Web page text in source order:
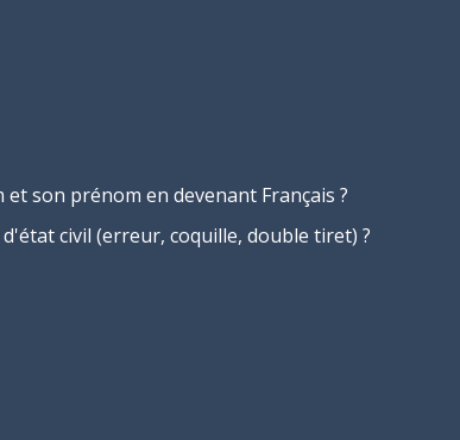
son prénom en devenant Français ?
civil (erreur, coquille, double tiret) ?